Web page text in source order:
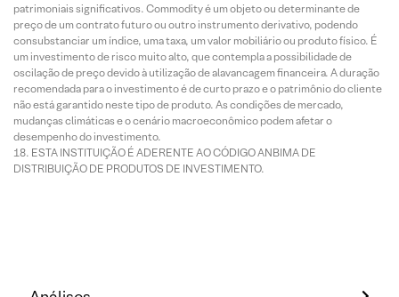
patrimoniais significativos. Commodity é um objeto ou determinante de
preço de um contrato futuro ou outro instrumento derivativo, podendo
consubstanciar um índice, uma taxa, um valor mobiliário ou produto físico. É
um investimento de risco muito alto, que contempla a possibilidade de
oscilação de preço devido à utilização de alavancagem financeira. A duração
recomendada para o investimento é de curto prazo e o patrimônio do cliente
não está garantido neste tipo de produto. As condições de mercado,
mudanças climáticas e o cenário macroeconômico podem afetar o
desempenho do investimento.
ESTA INSTITUIÇÃO É ADERENTE AO CÓDIGO ANBIMA DE
DISTRIBUIÇÃO DE PRODUTOS DE INVESTIMENTO.